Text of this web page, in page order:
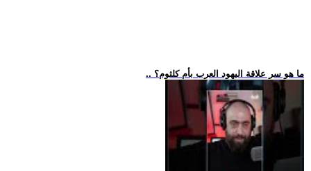
.. ما هو سر علاقة اليهود العرب بأم كلثوم؟